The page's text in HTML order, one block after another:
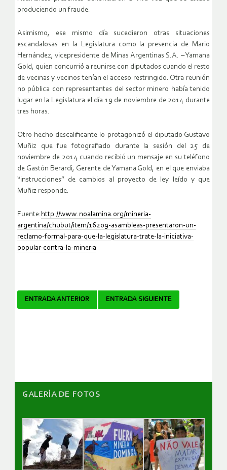
produciendo un fraude.
Asimismo, ese mismo día sucedieron otras situaciones
escandalosas en la Legislatura como la presencia de Mario
Hernández, vicepresidente de Minas Argentinas S.A. – Yamana
Gold, quien concurrió a reunirse con diputados cuando el resto
de vecinas y vecinos tenían el acceso restringido. Otra reunión
no pública con representantes del sector minero había tenido
lugar en la Legislatura el día 19 de noviembre de 2014 durante
tres horas.
Otro hecho descalificante lo protagonizó el diputado Gustavo
Muñiz que fue fotografiado durante la sesión del 25 de
noviembre de 2014 cuando recibió un mensaje en su teléfono
de Gastón Berardi, Gerente de Yamana Gold, en el que enviaba
“instrucciones” de cambios al proyecto de ley leído y que
Muñiz responde.
Fuente: http://www.noalamina.org/mineria-
argentina/chubut/item/16209-asambleas-presentaron-un-
reclamo-formal-para-que-la-legislatura-trate-la-iniciativa-
popular-contra-la-mineria
Navegador
ENTRADA ANTERIOR ENTRADA SIGUIENTE
GALERÌA DE FOTOS